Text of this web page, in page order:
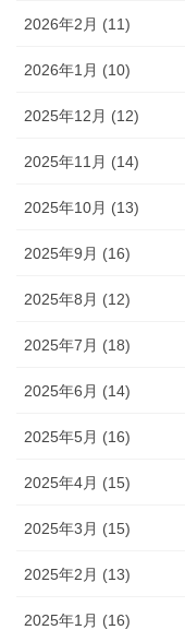
2026年2月 (11)
2026年1月 (10)
2025年12月 (12)
2025年11月 (14)
2025年10月 (13)
2025年9月 (16)
2025年8月 (12)
2025年7月 (18)
2025年6月 (14)
2025年5月 (16)
2025年4月 (15)
2025年3月 (15)
2025年2月 (13)
2025年1月 (16)